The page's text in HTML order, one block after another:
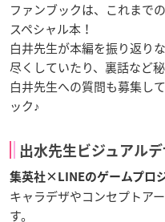
ファンブックは、これまで
スペシャル本！
白井先生が本編を振り返り
尽くしていたり、裏話など秘
白井先生への質問も募集し
ック♪
出水先生ビジュアル
集英社×LINEのゲームプロ
キャラデザやコンセプトア
す。